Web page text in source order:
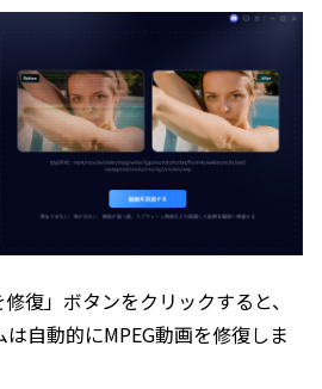
修復」ボタンをクリックすると、
は自動的にMPEG動画を修復しま